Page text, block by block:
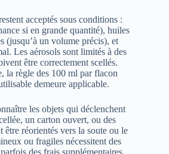
acceptés sous conditions :
si en grande quantité), huiles
(jusqu’à un volume précis), et
Les aérosols sont limités à des
être correctement scellés.
la règle des 100 ml par flacon
demeure applicable.
les objets qui déclenchent
un carton ouvert, ou des
être réorientés vers la soute ou le
ou fragiles nécessitent des
des frais supplémentaires.